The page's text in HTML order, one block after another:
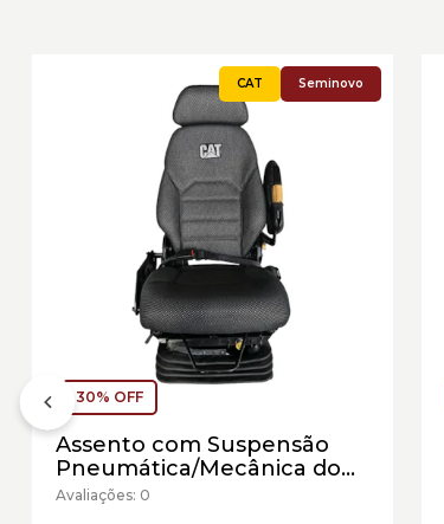
Seminovo
30% OFF
Assento com Suspensão
Pneumática/Mecânica do
Operador Caterpillar
Avaliações: 0